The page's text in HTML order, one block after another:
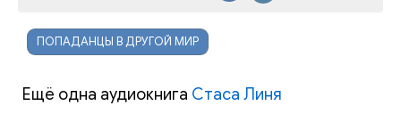
ПОПАДАНЦЫ В ДРУГОЙ МИР
Ещё одна аудиокнига Стаса Линя